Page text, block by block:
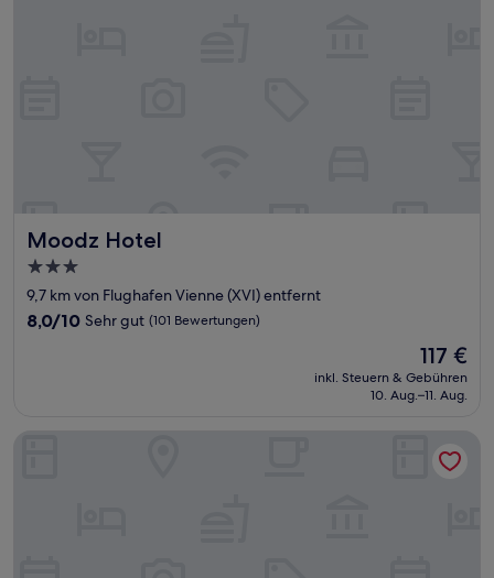
Moodz Hotel
Moodz Hotel
3.0-
Sterne-
Unterkunft
9,7 km von Flughafen Vienne (XVI) entfernt
8.0
Bewertungen)
8,0/10 Sehr gut (101 Bewertungen)
Der
Preis
beträgt
117 €
inkl. Steuern & Gebühren
10. Aug.–11. Aug.
La Peniche - Bed And Bicycle - Vienne